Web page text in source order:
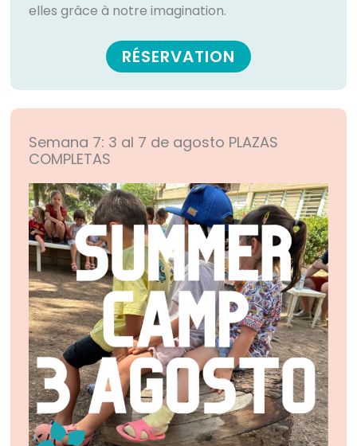
elles grâce à notre imagination.
RÉSERVATION
Semana 7: 3 al 7 de agosto PLAZAS
COMPLETAS​